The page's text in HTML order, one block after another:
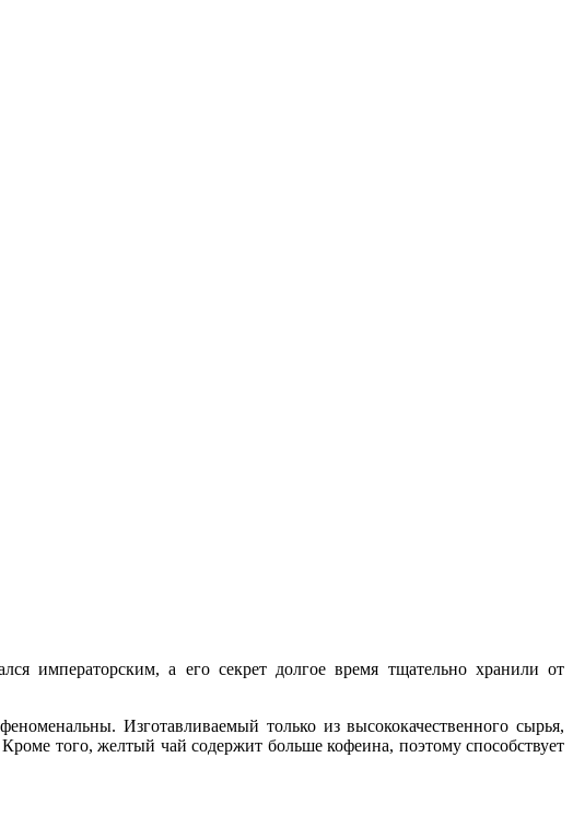
императорским, а его секрет долгое время тщательно хранили от
Изготавливаемый только из высококачественного сырья,
того, желтый чай содержит больше кофеина, поэтому способствует